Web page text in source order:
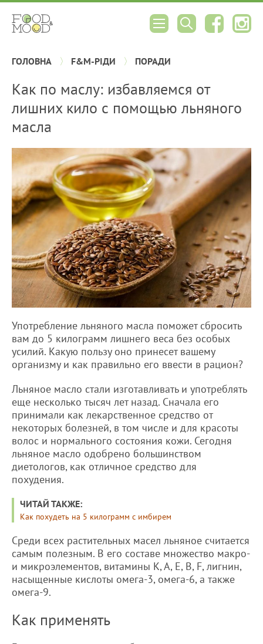
ГОЛОВНА F&M-РІДИ ПОРАДИ
Как по маслу: избавляемся от
лишних кило с помощью льняного
масла
Употребление льняного масла поможет сбросить
вам до 5 килограмм лишнего веса без особых
усилий. Какую пользу оно принесет вашему
организму и как правильно его ввести в рацион?
Льняное масло стали изготавливать и употреблять
еще несколько тысяч лет назад. Сначала его
принимали как лекарственное средство от
некоторых болезней, в том числе и для красоты
волос и нормального состояния кожи. Сегодня
льняное масло одобрено большинством
диетологов, как отличное средство для
похудения.
ЧИТАЙ ТАКЖЕ:
Как похудеть на 5 килограмм с имбирем
Среди всех растительных масел льняное считается
самым полезным. В его составе множество макро-
и микроэлементов, витамины K, A, E, B, F, лигнин,
насыщенные кислоты омега-3, омега-6, а также
омега-9.
Как применять